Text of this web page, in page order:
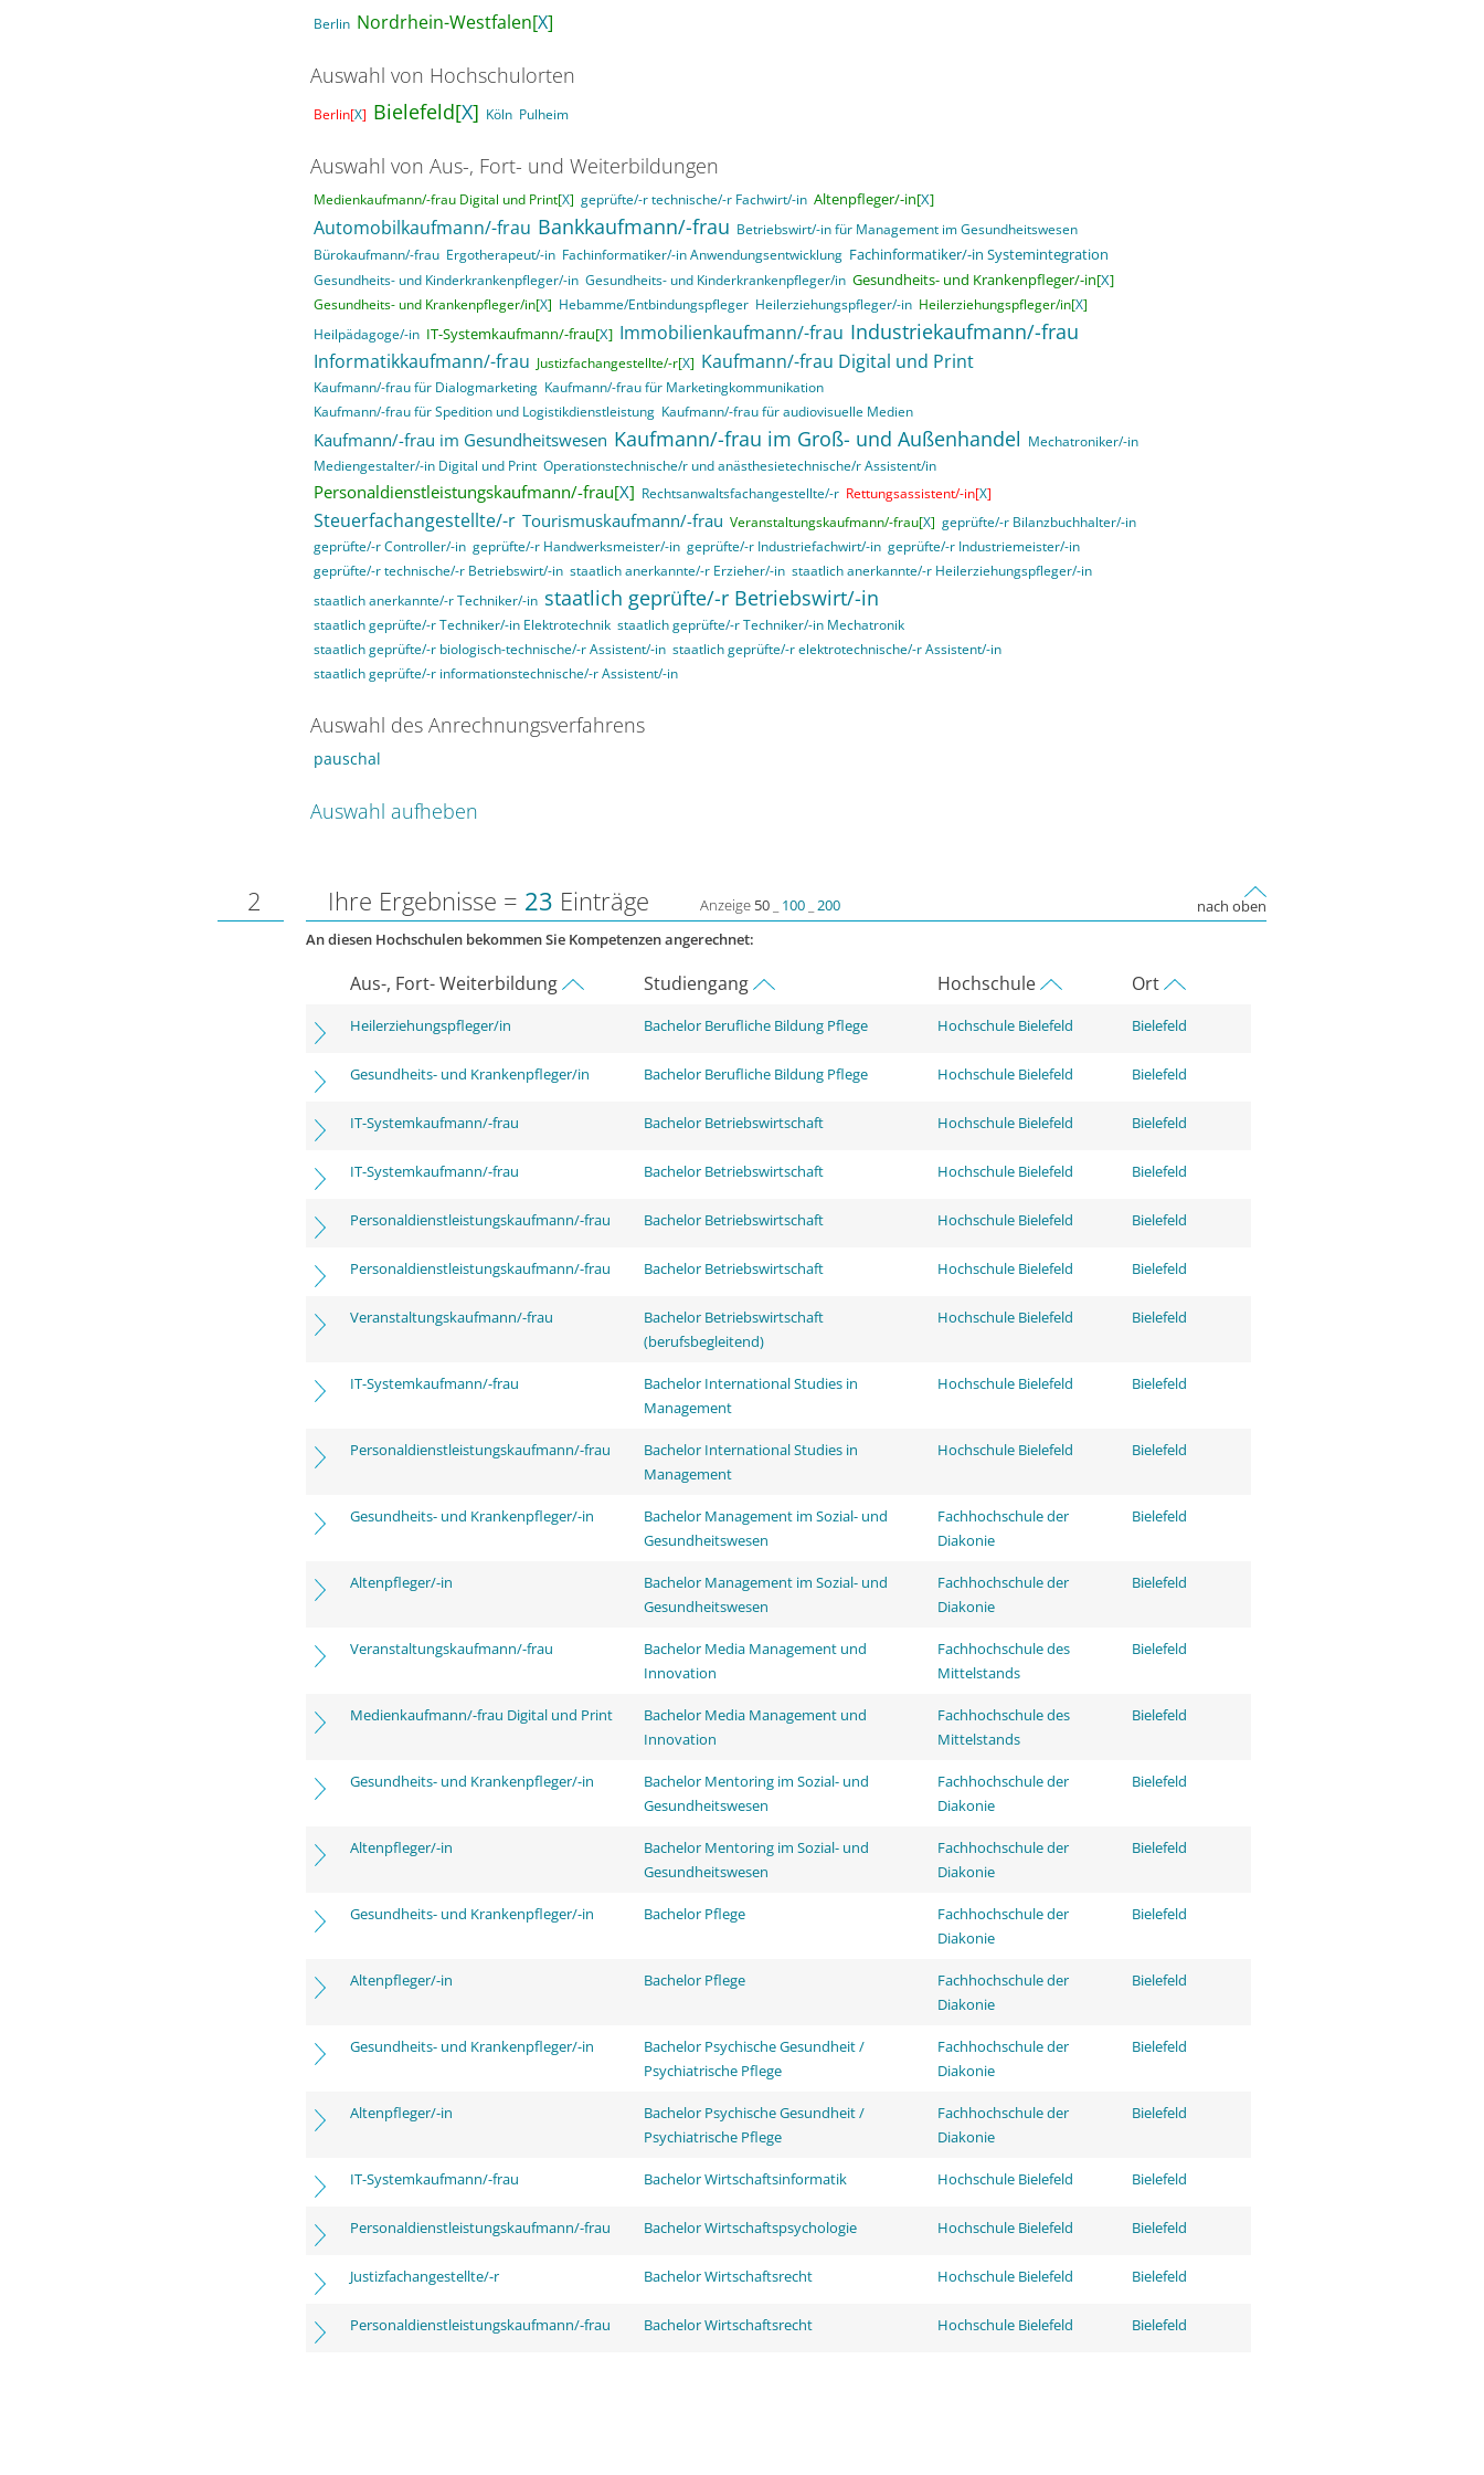
Berlin Nordrhein-Westfalen[X]
Auswahl von Hochschulorten
Berlin[X] Bielefeld[X] Köln Pulheim
Auswahl von Aus-, Fort- und Weiterbildungen
Medienkaufmann/-frau Digital und Print[X] geprüfte/-r technische/-r Fachwirt/-in Altenpfleger/-in[X]
Automobilkaufmann/-frau Bankkaufmann/-frau Betriebswirt/-in für Management im Gesundheitswesen
Bürokaufmann/-frau Ergotherapeut/-in Fachinformatiker/-in Anwendungsentwicklung Fachinformatiker/-in Systemintegration
Gesundheits- und Kinderkrankenpfleger/-in Gesundheits- und Kinderkrankenpfleger/in Gesundheits- und Krankenpfleger/-in[X]
Gesundheits- und Krankenpfleger/in[X] Hebamme/Entbindungspfleger Heilerziehungspfleger/-in Heilerziehungspfleger/in[X]
Heilpädagoge/-in IT-Systemkaufmann/-frau[X] Immobilienkaufmann/-frau Industriekaufmann/-frau
Informatikkaufmann/-frau Justizfachangestellte/-r[X] Kaufmann/-frau Digital und Print
Kaufmann/-frau für Dialogmarketing Kaufmann/-frau für Marketingkommunikation
Kaufmann/-frau für Spedition und Logistikdienstleistung Kaufmann/-frau für audiovisuelle Medien
Kaufmann/-frau im Gesundheitswesen Kaufmann/-frau im Groß- und Außenhandel Mechatroniker/-in
Mediengestalter/-in Digital und Print Operationstechnische/r und anästhesietechnische/r Assistent/in
Personaldienstleistungskaufmann/-frau[X] Rechtsanwaltsfachangestellte/-r Rettungsassistent/-in[X]
Steuerfachangestellte/-r Tourismuskaufmann/-frau Veranstaltungskaufmann/-frau[X] geprüfte/-r Bilanzbuchhalter/-in
geprüfte/-r Controller/-in geprüfte/-r Handwerksmeister/-in geprüfte/-r Industriefachwirt/-in geprüfte/-r Industriemeister/-in
geprüfte/-r technische/-r Betriebswirt/-in staatlich anerkannte/-r Erzieher/-in staatlich anerkannte/-r Heilerziehungspfleger/-in
staatlich anerkannte/-r Techniker/-in staatlich geprüfte/-r Betriebswirt/-in
staatlich geprüfte/-r Techniker/-in Elektrotechnik staatlich geprüfte/-r Techniker/-in Mechatronik
staatlich geprüfte/-r biologisch-technische/-r Assistent/-in staatlich geprüfte/-r elektrotechnische/-r Assistent/-in
staatlich geprüfte/-r informationstechnische/-r Assistent/-in
Auswahl des Anrechnungsverfahrens
pauschal
Auswahl aufheben
2 Ihre Ergebnisse = 23 Einträge Anzeige 50 100 200
nach oben
An diesen Hochschulen bekommen Sie Kompetenzen angerechnet:
Aus-, Fort- Weiterbildung Studiengang Hochschule Ort
Heilerziehungspfleger/in Bachelor Berufliche Bildung Pflege Hochschule Bielefeld Bielefeld
Gesundheits- und Krankenpfleger/in Bachelor Berufliche Bildung Pflege Hochschule Bielefeld Bielefeld
IT-Systemkaufmann/-frau Bachelor Betriebswirtschaft Hochschule Bielefeld Bielefeld
IT-Systemkaufmann/-frau Bachelor Betriebswirtschaft Hochschule Bielefeld Bielefeld
Personaldienstleistungskaufmann/-frau Bachelor Betriebswirtschaft Hochschule Bielefeld Bielefeld
Personaldienstleistungskaufmann/-frau Bachelor Betriebswirtschaft Hochschule Bielefeld Bielefeld
Veranstaltungskaufmann/-frau
Bachelor Betriebswirtschaft
(berufsbegleitend)
Hochschule Bielefeld Bielefeld
IT-Systemkaufmann/-frau
Bachelor International Studies in
Management
Hochschule Bielefeld Bielefeld
Personaldienstleistungskaufmann/-frau
Bachelor International Studies in
Management
Hochschule Bielefeld Bielefeld
Gesundheits- und Krankenpfleger/-in
Bachelor Management im Sozial- und
Gesundheitswesen
Fachhochschule der
Diakonie
Bielefeld
Altenpfleger/-in
Bachelor Management im Sozial- und
Gesundheitswesen
Fachhochschule der
Diakonie
Bielefeld
Veranstaltungskaufmann/-frau
Bachelor Media Management und
Innovation
Fachhochschule des
Mittelstands
Bielefeld
Medienkaufmann/-frau Digital und Print
Bachelor Media Management und
Innovation
Fachhochschule des
Mittelstands
Bielefeld
Gesundheits- und Krankenpfleger/-in
Bachelor Mentoring im Sozial- und
Gesundheitswesen
Fachhochschule der
Diakonie
Bielefeld
Altenpfleger/-in
Bachelor Mentoring im Sozial- und
Gesundheitswesen
Fachhochschule der
Diakonie
Bielefeld
Gesundheits- und Krankenpfleger/-in Bachelor Pflege
Fachhochschule der
Diakonie
Bielefeld
Altenpfleger/-in Bachelor Pflege
Fachhochschule der
Diakonie
Bielefeld
Gesundheits- und Krankenpfleger/-in
Bachelor Psychische Gesundheit /
Psychiatrische Pflege
Fachhochschule der
Diakonie
Bielefeld
Altenpfleger/-in
Bachelor Psychische Gesundheit /
Psychiatrische Pflege
Fachhochschule der
Diakonie
Bielefeld
IT-Systemkaufmann/-frau Bachelor Wirtschaftsinformatik Hochschule Bielefeld Bielefeld
Personaldienstleistungskaufmann/-frau Bachelor Wirtschaftspsychologie Hochschule Bielefeld Bielefeld
Justizfachangestellte/-r Bachelor Wirtschaftsrecht Hochschule Bielefeld Bielefeld
Personaldienstleistungskaufmann/-frau Bachelor Wirtschaftsrecht Hochschule Bielefeld Bielefeld